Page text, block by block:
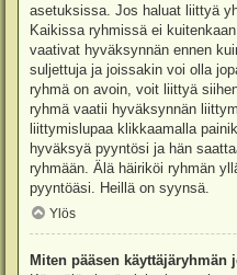
asetuksissa. Jos haluat liittyä
Kaikissa ryhmissä ei
vaativat hyväksynnän ennen
suljettuja ja joissakin voi olla
ryhmä on avoin, voit liittyä
ryhmä vaatii hyväksynnän
liittymislupaa klikkaamalla
hyväksyä pyyntösi ja hän
ryhmään. Älä häiriköi ryhmän
pyyntöäsi. Heillä on syynsä.
Ylös
Miten pääsen käyttäjäryhmän